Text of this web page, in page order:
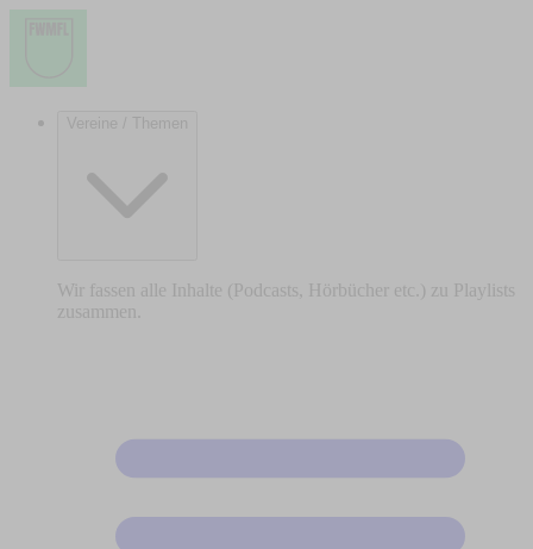
Vereine / Themen
Wir fassen alle Inhalte (Podcasts, Hörbücher etc.) zu Playlists
zusammen.